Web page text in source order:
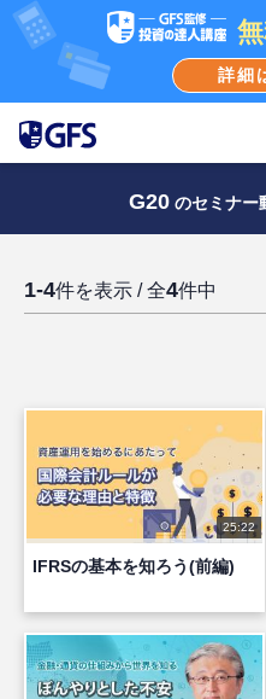
詳細
G20 のセミナー
1-4件を表示 / 全4件中
25:22
IFRSの基本を知ろう(前編)